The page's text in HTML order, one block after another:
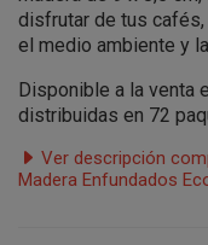
disfrutar de tus
el medio ambiente y
Disponible a la venta
distribuidas en 72
Ver descripción
Madera Enfundados